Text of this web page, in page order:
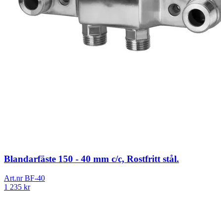
Blandarfäste 150 - 40 mm c/c, Rostfritt stål.
Art.nrBF-40
1 235 kr